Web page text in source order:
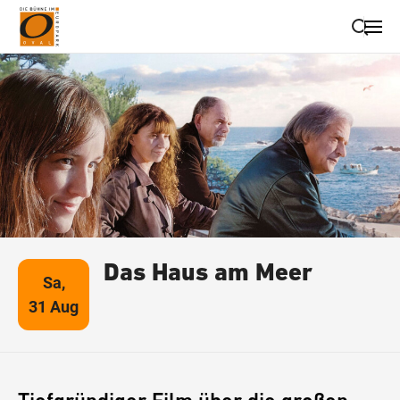
Suche schließen
Wegbeschreibung erhalten
Sa,
31 Aug
Das Haus am Meer